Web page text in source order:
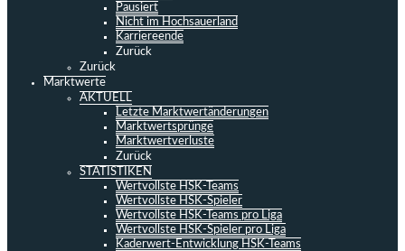
Pausiert
Nicht im Hochsauerland
Karriereende
Zurück
Zurück
Marktwerte
AKTUELL
Letzte Marktwertänderungen
Marktwertsprünge
Marktwertverluste
Zurück
STATISTIKEN
Wertvollste HSK-Teams
Wertvollste HSK-Spieler
Wertvollste HSK-Teams pro Liga
Wertvollste HSK-Spieler pro Liga
Kaderwert-Entwicklung HSK-Teams